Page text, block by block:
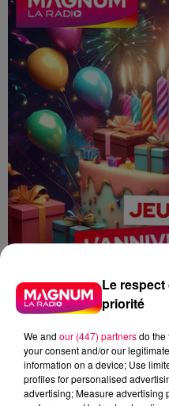
MAGNUM DRIVE
Le
priorité
We and our (447) partnersdo the
your consent and/or our
information on a device; Use
profiles for personalised
advertising; Measure advertising